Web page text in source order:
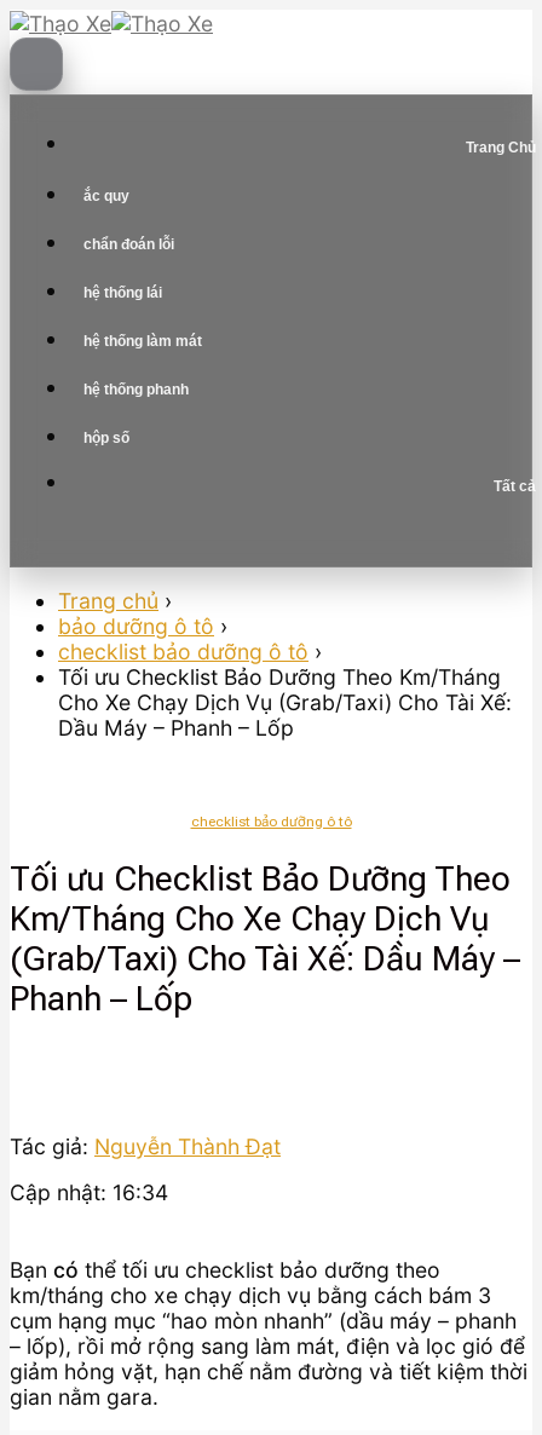
Skip
to
content
Trang Chủ
ắc quy
chẩn đoán lỗi
hệ thống lái
hệ thống làm mát
hệ thống phanh
hộp số
Tất cả
Trang chủ ›
bảo dưỡng ô tô ›
checklist bảo dưỡng ô tô ›
Tối ưu Checklist Bảo Dưỡng Theo Km/Tháng
Cho Xe Chạy Dịch Vụ (Grab/Taxi) Cho Tài Xế:
Dầu Máy – Phanh – Lốp
checklist bảo dưỡng ô tô
Tối ưu Checklist Bảo Dưỡng Theo
Km/Tháng Cho Xe Chạy Dịch Vụ
(Grab/Taxi) Cho Tài Xế: Dầu Máy –
Phanh – Lốp
Tác giả: Nguyễn Thành Đạt
Cập nhật: 16:34
Bạn có thể tối ưu checklist bảo dưỡng theo
km/tháng cho xe chạy dịch vụ bằng cách bám 3
cụm hạng mục “hao mòn nhanh” (dầu máy – phanh
– lốp), rồi mở rộng sang làm mát, điện và lọc gió để
giảm hỏng vặt, hạn chế nằm đường và tiết kiệm thời
gian nằm gara.